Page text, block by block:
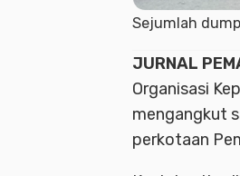
Sejumlah
JURNAL
Organisasi
mengangkut
perkotaan